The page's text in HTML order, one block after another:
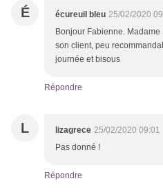
É écureuil bleu 25/02/2020
Bonjour Fabienne.
son client, peu
journée et bisous
Répondre
L lizagrece 25/02/2020 09:01
Pas donné !
Répondre